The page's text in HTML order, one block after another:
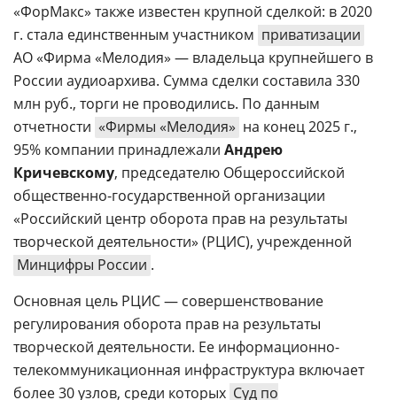
«ФорМакс» также известен крупной сделкой: в 2020
г. стала единственным участником приватизации
АО «Фирма «Мелодия» — владельца крупнейшего в
России аудиоархива. Сумма сделки составила 330
млн руб., торги не проводились. По данным
отчетности «Фирмы «Мелодия» на конец 2025 г.,
95% компании принадлежали Андрею
Кричевскому, председателю Общероссийской
общественно-государственной организации
«Российский центр оборота прав на результаты
творческой деятельности» (РЦИС), учрежденной
Минцифры России .
Основная цель РЦИС — совершенствование
регулирования оборота прав на результаты
творческой деятельности. Ее информационно-
телекоммуникационная инфраструктура включает
более 30 узлов, среди которых Суд по